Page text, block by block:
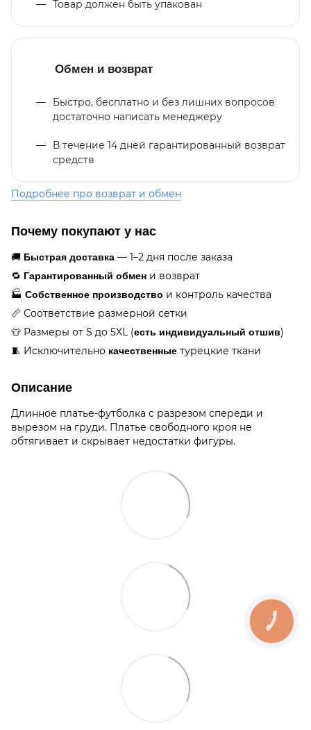
Товар должен быть упакован
Обмен и возврат
Быстро, бесплатно и без лишних вопросов
достаточно написать менеджеру
В течение 14 дней гарантированный возврат
средств
Подробнее про возврат и обмен
Почему покупают у нас
🚚 Быстрая доставка — 1–2 дня после заказа
🔁 Гарантированный обмен и возврат
🏭 Собственное производство и контроль качества
📏 Соответствие размерной сетки
👕 Размеры от S до 5XL (есть индивидуальный отшив)
🧵 Исключительно качественные турецкие ткани
Описание
Длинное платье-футболка с разрезом спереди и
вырезом на груди. Платье свободного кроя не
обтягивает и скрывает недостатки фигуры.
КНОПКА
ЗВ'ЯЗКУ